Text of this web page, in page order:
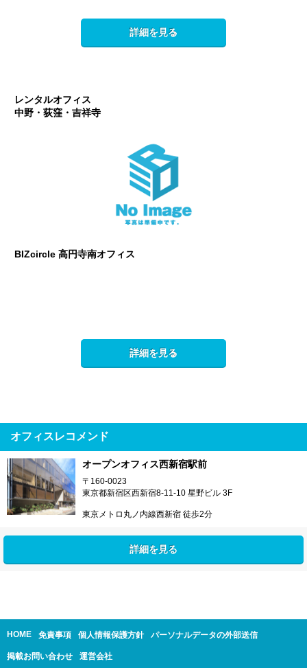
詳細を見る
レンタルオフィス
中野・荻窪・吉祥寺
BIZcircle 高円寺南オフィス
詳細を見る
オフィスレコメンド
オープンオフィス西新宿駅前
〒160-0023
東京都新宿区西新宿8-11-10 星野ビル 3F
東京メトロ丸ノ内線西新宿 徒歩2分
詳細を見る
HOME 免責事項 個人情報保護方針 パーソナルデータの外部送信
掲載お問い合わせ 運営会社